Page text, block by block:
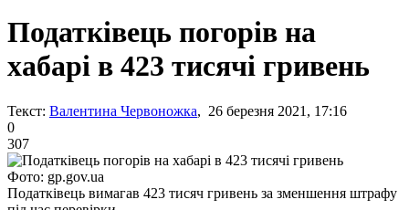
Податківець погорів на
хабарі в 423 тисячі гривень
Текст: Валентина Червоножка, 26 березня 2021, 17:16
0
307
Фото: gp.gov.ua
Податківець вимагав 423 тисяч гривень за зменшення штрафу